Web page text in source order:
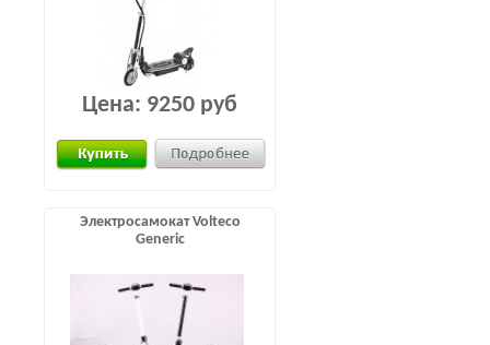
Цена: 9250 руб
Электросамокат Volteco
Generic